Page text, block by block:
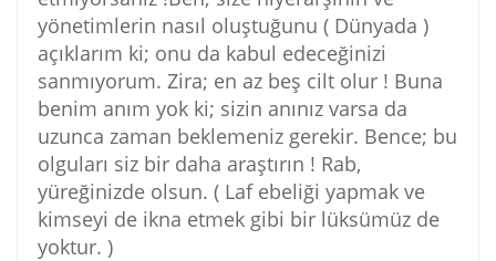
yönetimlerin nasıl oluştuğunu ( Dünyada )
açıklarım ki; onu da kabul edeceğinizi
sanmıyorum. Zira; en az beş cilt olur ! Buna
benim anım yok ki; sizin anınız varsa da
uzunca zaman beklemeniz gerekir. Bence; bu
olguları siz bir daha araştırın ! Rab,
yüreğinizde olsun. ( Laf ebeliği yapmak ve
kimseyi de ikna etmek gibi bir lüksümüz de
yoktur. )